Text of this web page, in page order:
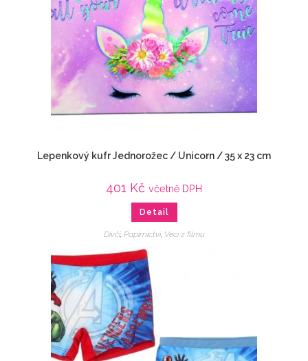
Lepenkový kufr Jednorožec / Unicorn / 35 x 23 cm
401 Kč včetně DPH
Detail
Dívčí, Papírnictví, Veci z filmu